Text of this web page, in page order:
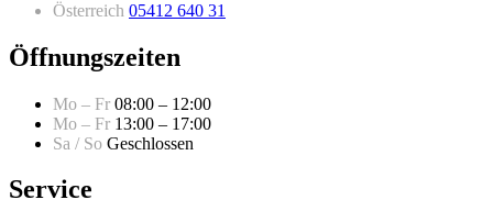
Österreich 05412 640 31
Öffnungszeiten
Mo – Fr 08:00 – 12:00
Mo – Fr 13:00 – 17:00
Sa / So Geschlossen
Service